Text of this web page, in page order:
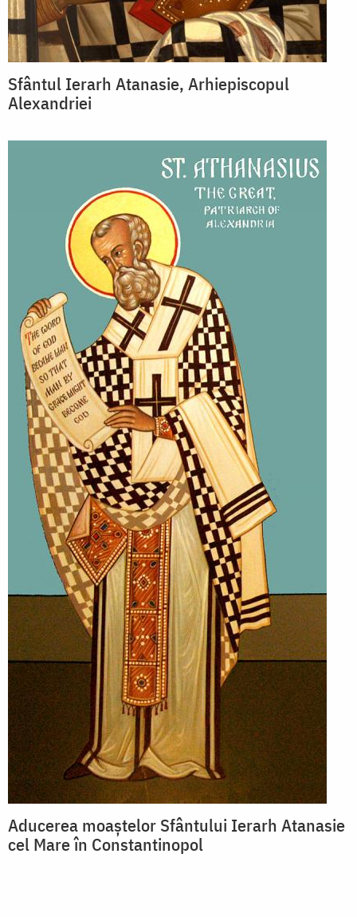
Sfântul Ierarh Atanasie, Arhiepiscopul
Alexandriei
Aducerea moaștelor Sfântului Ierarh Atanasie
cel Mare în Constantinopol